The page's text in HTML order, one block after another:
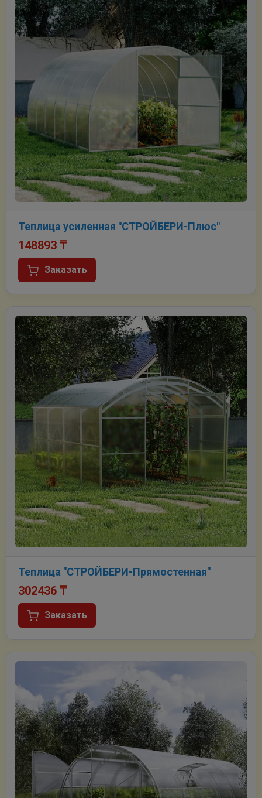
Теплица усиленная "СТРОЙБЕРИ-Плюс"
148893 ₸
Заказать
Теплица "СТРОЙБЕРИ-Прямостенная"
302436 ₸
Заказать